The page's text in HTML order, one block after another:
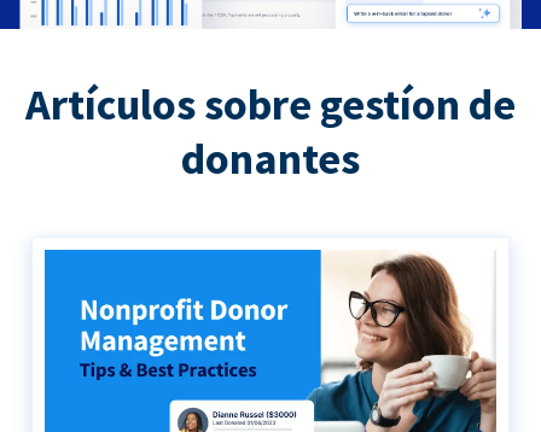
Artículos sobre gestíon de
donantes